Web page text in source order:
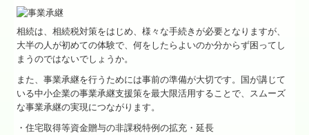
★立子の耳より情報
★相続のまめ知識
料金について
相続は、相続税対策をはじめ、様々な手続きが必要となりますが、
大半の人が初めての体験で、何をしたらよいのか分からず困ってし
まうのではないでしょうか。
また、事業承継を行うためには事前の準備が大切です。国が講じて
いる中小企業の事業承継支援策を最大限活用することで、スムーズ
な事業承継の実現につながります。
・住宅取得等資金贈与の非課税特例の拡充・延長